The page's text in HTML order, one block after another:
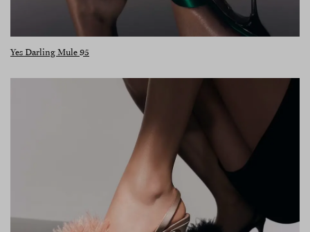
Yes Darling Mule 95